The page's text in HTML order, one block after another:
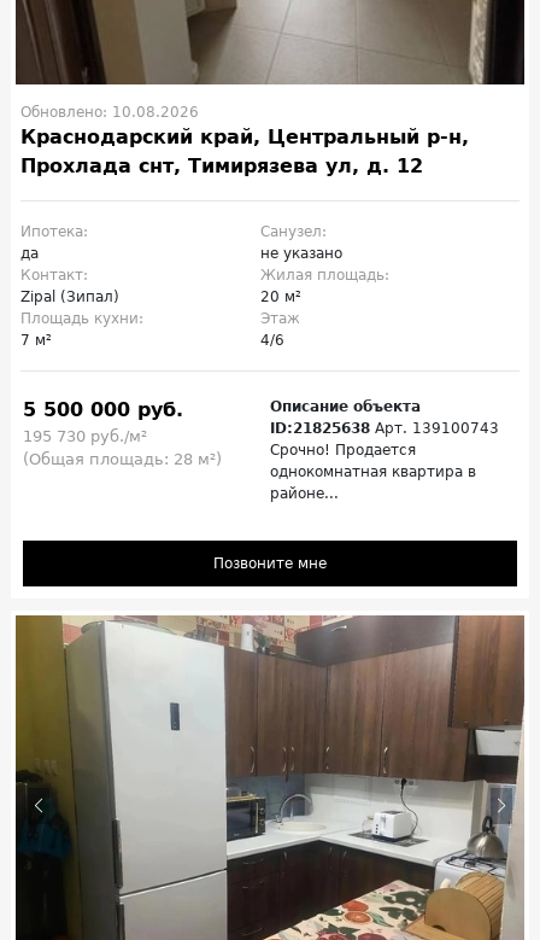
Обновлено: 10.08.2026
Краснодарский край, Центральный р-н,
Прохлада снт, Тимирязева ул, д. 12
Ипотека:
да
Санузел:
не указано
Контакт:
Zipal (Зипал)
Жилая площадь:
20 м²
Площадь кухни:
7 м²
Этаж
4/6
5 500 000 руб.
195 730 руб./м²
(Общая площадь: 28 м²)
Описание объекта
ID:21825638 Арт. 139100743
Срочно! Продается
однокомнатная квартира в
районе...
Позвоните мне